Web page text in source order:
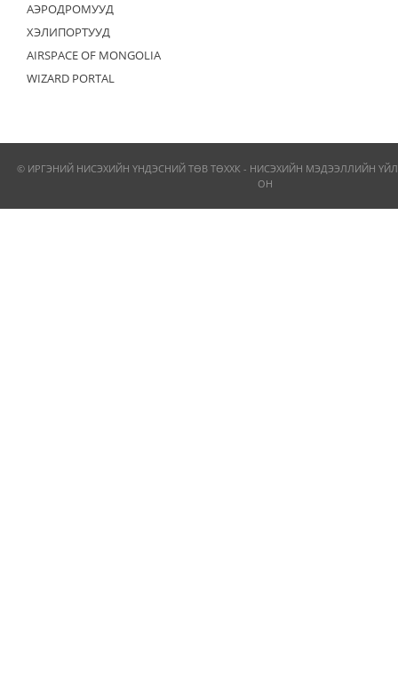
АЭРОДРОМУУД
ХЭЛИПОРТУУД
AIRSPACE OF MONGOLIA
WIZARD PORTAL
© ИРГЭНИЙ НИСЭХИЙН ҮНДЭСНИЙ ТӨВ ТӨХХК - НИСЭХИЙН МЭДЭЭЛЛИЙН
ОН